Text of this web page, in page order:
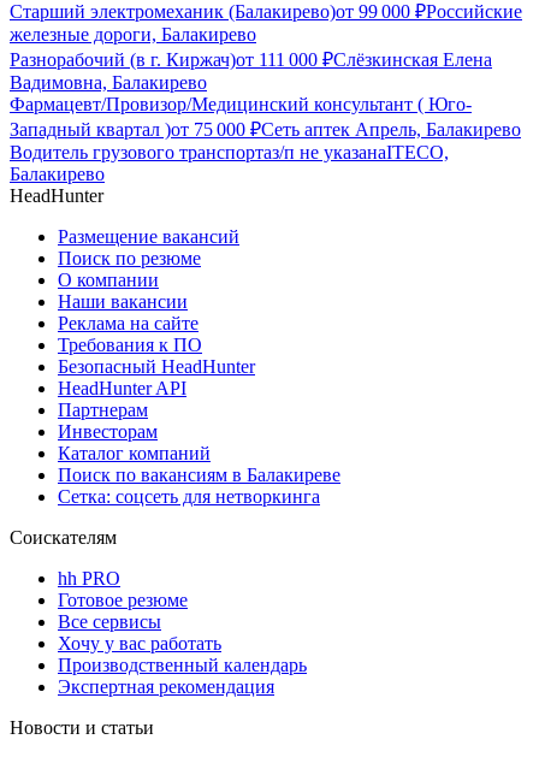
Старший электромеханик (Балакирево)от 99 000 ₽Российские
железные дороги, Балакирево
Разнорабочий (в г. Киржач)от 111 000 ₽Слёзкинская Елена
Вадимовна, Балакирево
Фармацевт/Провизор/Медицинский консультант ( Юго-
Западный квартал )от 75 000 ₽Сеть аптек Апрель, Балакирево
Водитель грузового транспортаз/п не указанаITECO,
Балакирево
HeadHunter
Размещение вакансий
Поиск по резюме
О компании
Наши вакансии
Реклама на сайте
Требования к ПО
Безопасный HeadHunter
HeadHunter API
Партнерам
Инвесторам
Каталог компаний
Поиск по вакансиям в Балакиреве
Сетка: соцсеть для нетворкинга
Соискателям
hh PRO
Готовое резюме
Все сервисы
Хочу у вас работать
Производственный календарь
Экспертная рекомендация
Новости и статьи